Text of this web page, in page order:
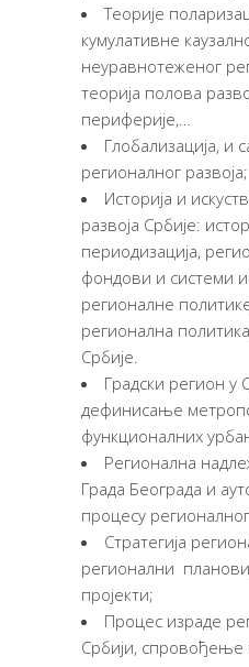
Теорије
кумулативне
неуравнотеженог
теорија полова
периферије,…
Глобализација, и
регионалног развоја;
Историја и
развоја Србије:
периодизација,
фондови и системи
регионалне
регионална
Србије.
Градски регион у
дефинисање
функционалних
Регионална
Града Београда и
процесу
Стратегија
регионални
пројекти;
Процес израде
Србији, спровођење